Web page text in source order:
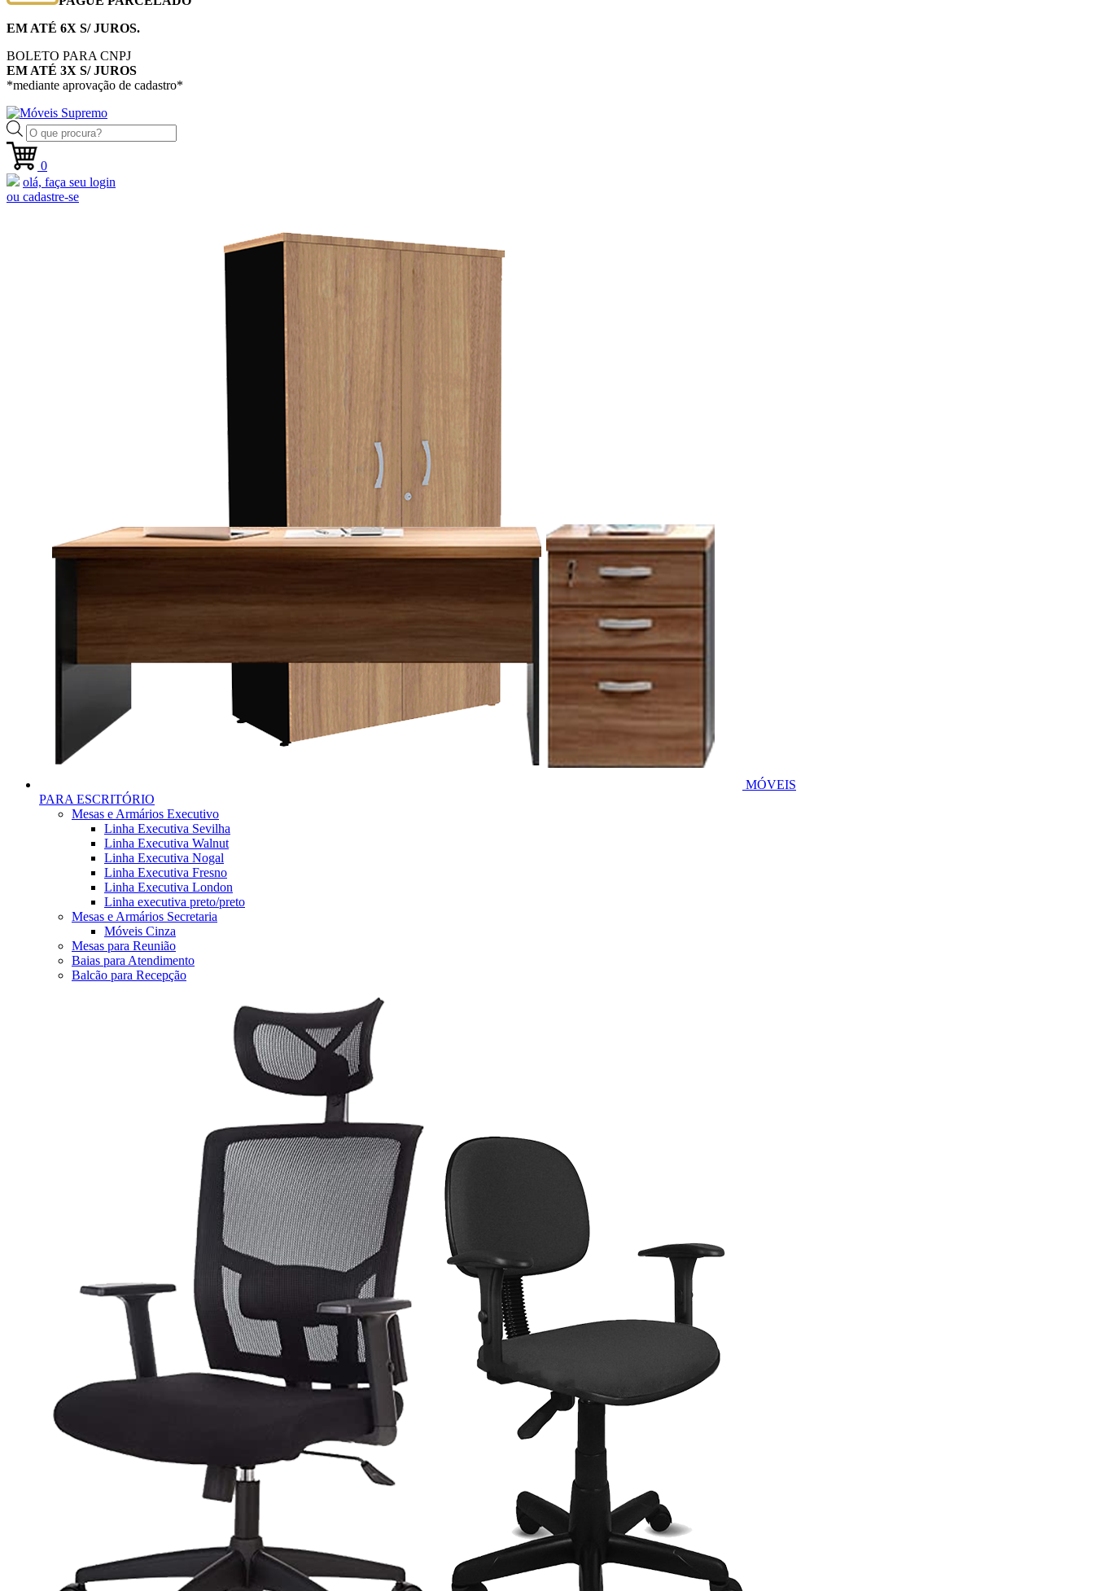
EM ATÉ 6X S/ JUROS.
BOLETO PARA CNPJ
EM ATÉ 3X S/ JUROS
*mediante aprovação de cadastro*
Pesquisar
produtos
0
olá, faça seu login
ou cadastre-se
MÓVEIS
PARA ESCRITÓRIO
Mesas e Armários Executivo
Linha Executiva Sevilha
Linha Executiva Walnut
Linha Executiva Nogal
Linha Executiva Fresno
Linha Executiva London
Linha executiva preto/preto
Mesas e Armários Secretaria
Móveis Cinza
Mesas para Reunião
Baias para Atendimento
Balcão para Recepção